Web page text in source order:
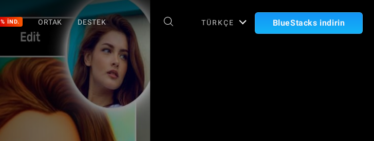
% IND. ORTAK DESTEK TÜRKÇE BlueStacks indirin